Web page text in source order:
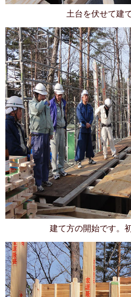
土台を伏せて建
建て方の開始です。